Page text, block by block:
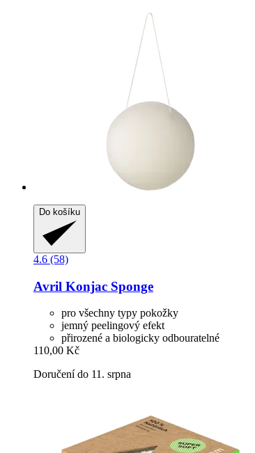
Do košíku
4.6 (58)
Avril Konjac Sponge
pro všechny typy pokožky
jemný peelingový efekt
přirozené a biologicky odbouratelné
110,00 Kč
Doručení do 11. srpna